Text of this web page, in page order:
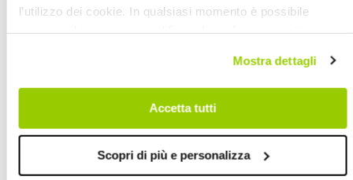
l’utilizzo dei cookie. In qualsiasi momento è possibile
su "Scopri di più e personalizza". Chiudendo questa
informativa con l’apposito tasto in alto a destra continui
Mostra dettagli
Accetta tutti
Scopri di più e personalizza
professionale e di arricchimento
personale– spiega Franca
Guglielmetti, Presidente CADIAI -.Il
importanti per chi svolge o vuole
svolgere il delicato lavoro di educatore
di nido, con una parte teorica basata
anche sulla partecipazione e